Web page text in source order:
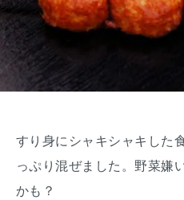
すり身にシャキシャキした
っぷり混ぜました。野菜嫌
かも？